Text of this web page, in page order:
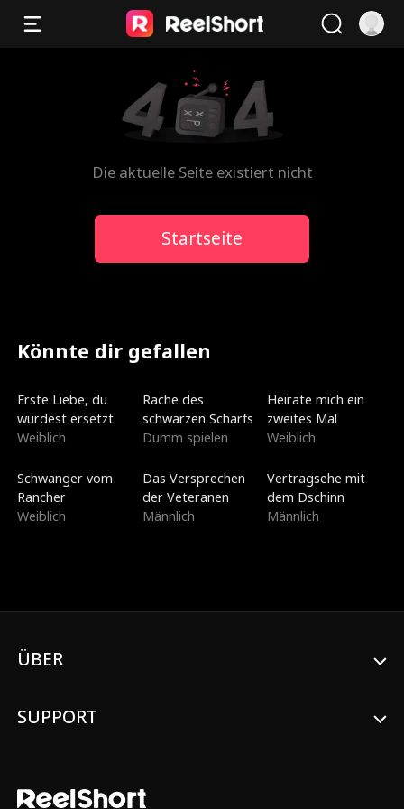
Die aktuelle Seite existiert nicht
Startseite
Könnte dir gefallen
Erste Liebe, du
wurdest ersetzt
Weiblich
Rache des
schwarzen Scharfs
Dumm spielen
Heirate mich ein
zweites Mal
Weiblich
Schwanger vom
Rancher
Weiblich
Das Versprechen
der Veteranen
Männlich
Vertragsehe mit
dem Dschinn
Männlich
ÜBER
SUPPORT